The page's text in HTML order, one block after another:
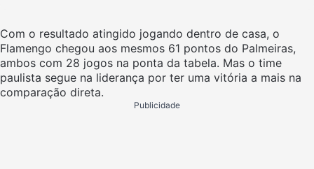
Com o resultado atingido jogando dentro de casa, o
Flamengo chegou aos mesmos 61 pontos do Palmeiras,
ambos com 28 jogos na ponta da tabela. Mas o time
paulista segue na liderança por ter uma vitória a mais na
comparação direta.
Publicidade